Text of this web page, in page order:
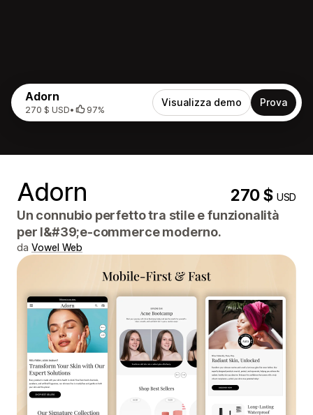
Adorn
270 $ USD• 97%
Visualizza demo Prova
Adorn 270 $USD
Un connubio perfetto tra stile e funzionalità
per l&#39;e-commerce moderno.
da Vowel Web